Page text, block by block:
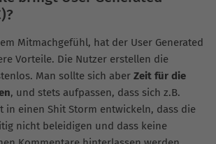
Mitmachgefühl, hat der User Generated
Vorteile. Die Nutzer erstellen die
Man sollte sich aber Zeit für die
, und stets aufpassen, dass sich z.B.
in einen Shit Storm entwickeln, dass die
nicht beleidigen und dass keine